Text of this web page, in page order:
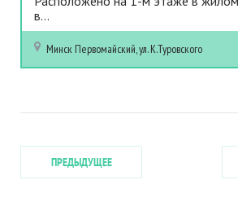
в...
Минск Первомайский, ул. К.Туровского
ПРЕДЫДУЩЕЕ